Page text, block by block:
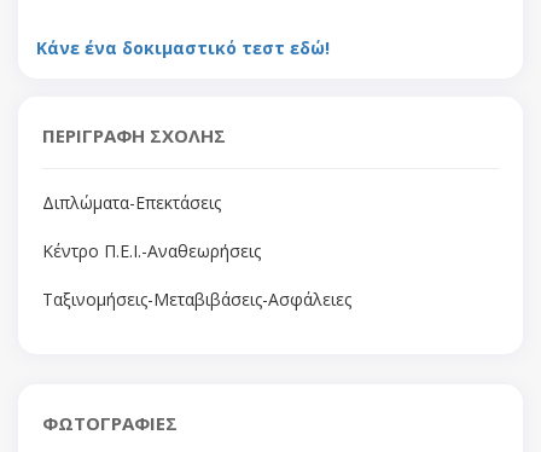
Κάνε ένα δοκιμαστικό τεστ εδώ!
ΠΕΡΙΓΡΑΦΗ ΣΧΟΛΗΣ
Διπλώματα-Επεκτάσεις
Κέντρο Π.Ε.Ι.-Αναθεωρήσεις
Ταξινομήσεις-Μεταβιβάσεις-Ασφάλειες
ΦΩΤΟΓΡΑΦΙΕΣ